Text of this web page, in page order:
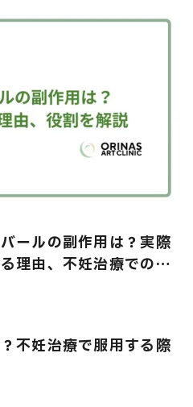
ールの副作用は？実際
理由、不妊治療での役
不妊治療で服用する際